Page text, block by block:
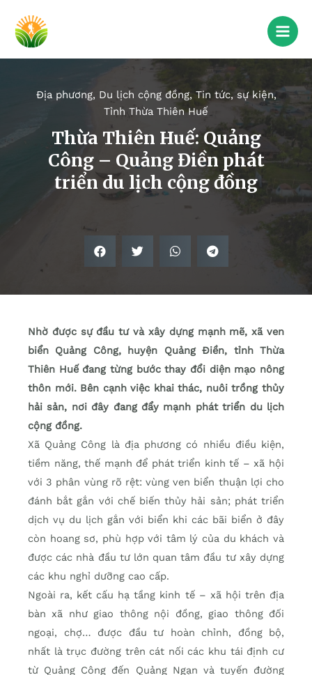
Địa phương, Du lịch cộng đồng, Tin tức, sự kiện,
Tỉnh Thừa Thiên Huế
Thừa Thiên Huế: Quảng
Công – Quảng Điền phát
triển du lịch cộng đồng
Nhờ được sự đầu tư và xây dựng mạnh mẽ, xã ven
biển Quảng Công, huyện Quảng Điền, tỉnh Thừa
Thiên Huế đang từng bước thay đổi diện mạo nông
thôn mới. Bên cạnh việc khai thác, nuôi trồng thủy
hải sản, nơi đây đang đẩy mạnh phát triển du lịch
cộng đồng.
Xã Quảng Công là địa phương có nhiều điều kiện,
tiềm năng, thế mạnh để phát triển kinh tế – xã hội
với 3 phân vùng rõ rệt: vùng ven biển thuận lợi cho
đánh bắt gắn với chế biến thủy hải sản; phát triển
dịch vụ du lịch gắn với biển khi các bãi biển ở đây
còn hoang sơ, phù hợp với tâm lý của du khách và
được các nhà đầu tư lớn quan tâm đầu tư xây dựng
các khu nghỉ dưỡng cao cấp.
Ngoài ra, kết cấu hạ tầng kinh tế – xã hội trên địa
bàn xã như giao thông nội đồng, giao thông đối
ngoại, chợ… được đầu tư hoàn chỉnh, đồng bộ,
nhất là trục đường trên cát nối các khu tái định cư
từ Quảng Công đến Quảng Ngạn và tuyến đường